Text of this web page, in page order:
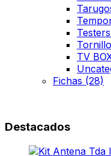
TV
Fichas (28)
Destacados